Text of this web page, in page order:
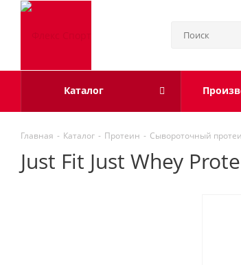
Каталог
Главная - Каталог - Протеин - Сывороточный
Just Fit Just Whey